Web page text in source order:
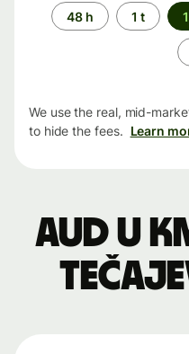
Time
period
48 h 1 t
We use the real, mid-
to hide the fees. Learn
AUD u